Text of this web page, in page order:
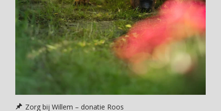
Zorg bij Willem – donatie Roos